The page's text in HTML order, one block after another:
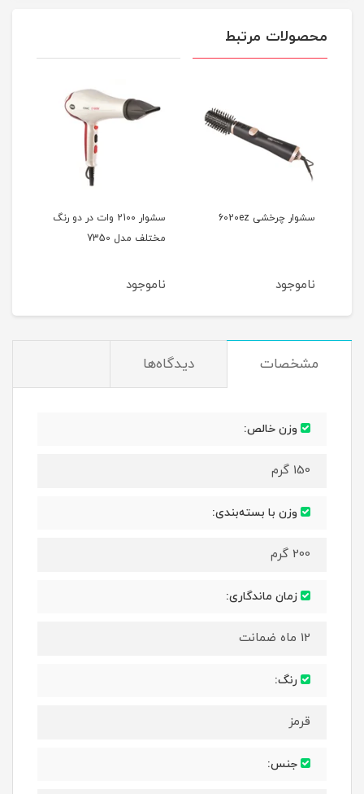
محصولات مرتبط
سشوار چرخشی 6020ez
ناموجود
سشوار 2100 وات در دو رنگ
مختلف مدل 7350
ناموجود
مشخصات دیدگاه‌ها
وزن خالص:
150 گرم
وزن با بسته‌بندی:
200 گرم
زمان ماندگاری:
12 ماه ضمانت
رنگ:
قرمز
جنس: